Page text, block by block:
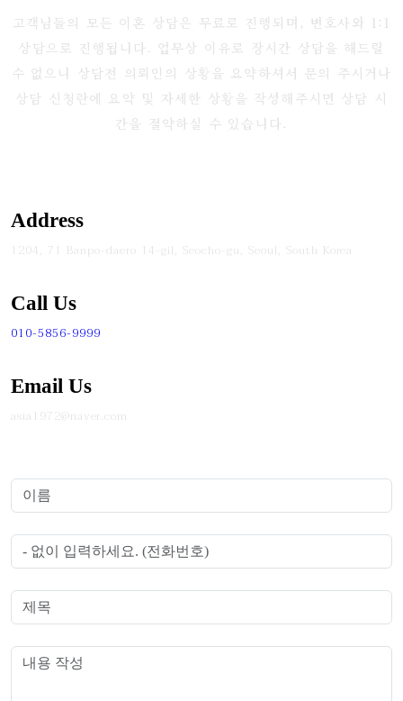
고객님들의 모든 이혼 상담은 무료로 진행되며, 변호사와 1:1
상담으로 진행됩니다. 업무상 이유로 장시간 상담을 해드릴
수 없으니 상담전 의뢰인의 상황을 요약하셔서 문의 주시거나
상담 신청란에 요약 및 자세한 상황을 작성해주시면 상담 시
간을 절약하실 수 있습니다.
Address
1204, 71 Banpo-daero 14-gil, Seocho-gu, Seoul, South Korea
Call Us
010-5856-9999
Email Us
asia1972@naver.com